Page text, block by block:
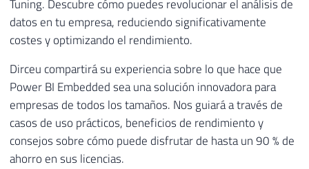
Tuning. Descubre cómo puedes revolucionar el análisis de
datos en tu empresa, reduciendo significativamente
costes y optimizando el rendimiento.
Dirceu compartirá su experiencia sobre lo que hace que
Power BI Embedded sea una solución innovadora para
empresas de todos los tamaños. Nos guiará a través de
casos de uso prácticos, beneficios de rendimiento y
consejos sobre cómo puede disfrutar de hasta un 90 % de
ahorro en sus licencias.